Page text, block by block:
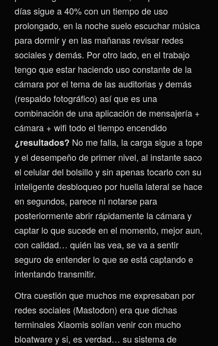
días sigue a 40% con un tiempo de uso
prolongado, en la noche suelo escuchar música
para dormir y en las mañanas revisar redes
sociales y demás. Por otro lado, en el trabajo
tengo que estar haciendo uso constante de la
cámara por el tema de las auditorias y demás
(respaldo fotográfico) así que es una
combinación de una aplicación de mensajería +
cámara + wifi todo el tiempo encendido
¿resultados? No me falla, la carga sigue a tope
y el desempeño de primer nivel, al instante saco
el celular del bolsillo y sin apenas tocarlo con su
inteligente desbloqueo por huella lateral se hace
en segundos, parece ni notarse para
posteriormente abrir rápidamente la cámara y
captar lo que sucede en el momento, mejor aun,
con calidad… quién las vea, se va a sentir
seguro de entender lo que se está captando e
intentando transmitir.
Otra cuestión que muchos me expresaban por
redes sociales (Mastodon) era que dichas
terminales Xiaomis solían venir con mucho
bloatware y si, es verdad… su sistema de